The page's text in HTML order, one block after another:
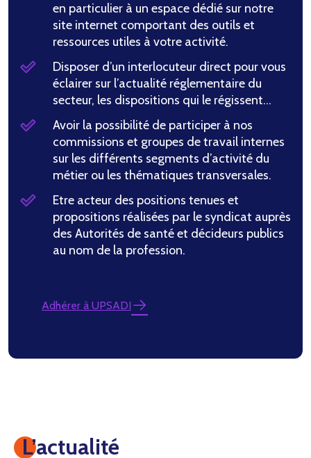
en particulier à un espace dédié sur notre
site internet comportant des outils et
ressources utiles à votre activité.
Disposer d’un interlocuteur direct pour vous
éclairer sur l’actualité réglementaire du
secteur, les dispositions qui le régissent…
Avoir la possibilité de participer à nos
commissions et groupes de travail internes
sur les différents segments d’activité du
métier ou les thématiques transversales.
Etre acteur des positions tenues et
propositions réalisées par le syndicat auprès
des Autorités de santé et décideurs publics
au nom de la profession.
Adhérer à UPSADI
L’actualité